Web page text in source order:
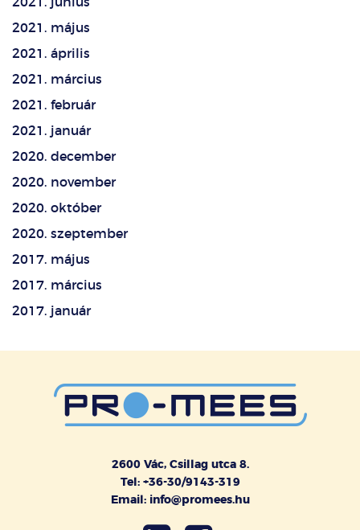
2021. május
2021. április
2021. március
2021. február
2021. január
2020. december
2020. november
2020. október
2020. szeptember
2017. május
2017. március
2017. január
2600 Vác, Csillag utca 8.
Tel: +36-30/9143-319
Email: info@promees.hu